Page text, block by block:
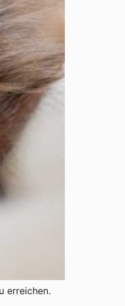
erreichen.